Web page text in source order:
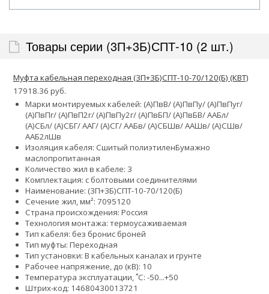
Товары серии (3П+3Б)СПТ-10 (2 шт.)
Муфта кабельная переходная (3П+3Б)СПТ-10-70/120(Б) (КВТ)
17918.36 руб.
Марки монтируемых кабелей: (А)ПвВ/ (А)ПвПу/ (А)ПвПуг/
(А)ПвПг/ (А)ПвП2г/ (А)ПвПу2г/ (А)ПвБП/ (А)ПвБВ/ ААБл/
(А)СБл/ (А)СБГ/ ААГ/ (А)СГ/ ААБв/ (А)СБШв/ ААШв/ (А)СШв/
ААБ2лШв
Изоляция кабеля: Сшитый полиэтиленБумажно
маслопропитанная
Количество жил в кабеле: 3
Комплектация: с болтовыми соединителями
Наименование: (3П+3Б)СПТ-10-70/120(Б)
Сечение жил, мм²: 7095120
Страна происхождения: Россия
Технология монтажа: термоусаживаемая
Тип кабеля: без бронис броней
Тип муфты: Переходная
Тип установки: В кабельных каналах и грунте
Рабочее напряжение, до (кВ): 10
Температура эксплуатации, ˚С: -50...+50
Штрих-код: 14680430013721